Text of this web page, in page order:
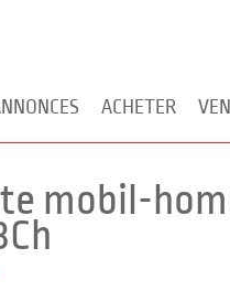
ACHETER
mobil-